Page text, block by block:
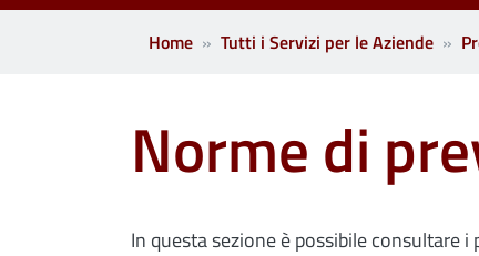
Home Tutti i Servizi per le Aziende
Norme di
In questa sezione è possibile consultare